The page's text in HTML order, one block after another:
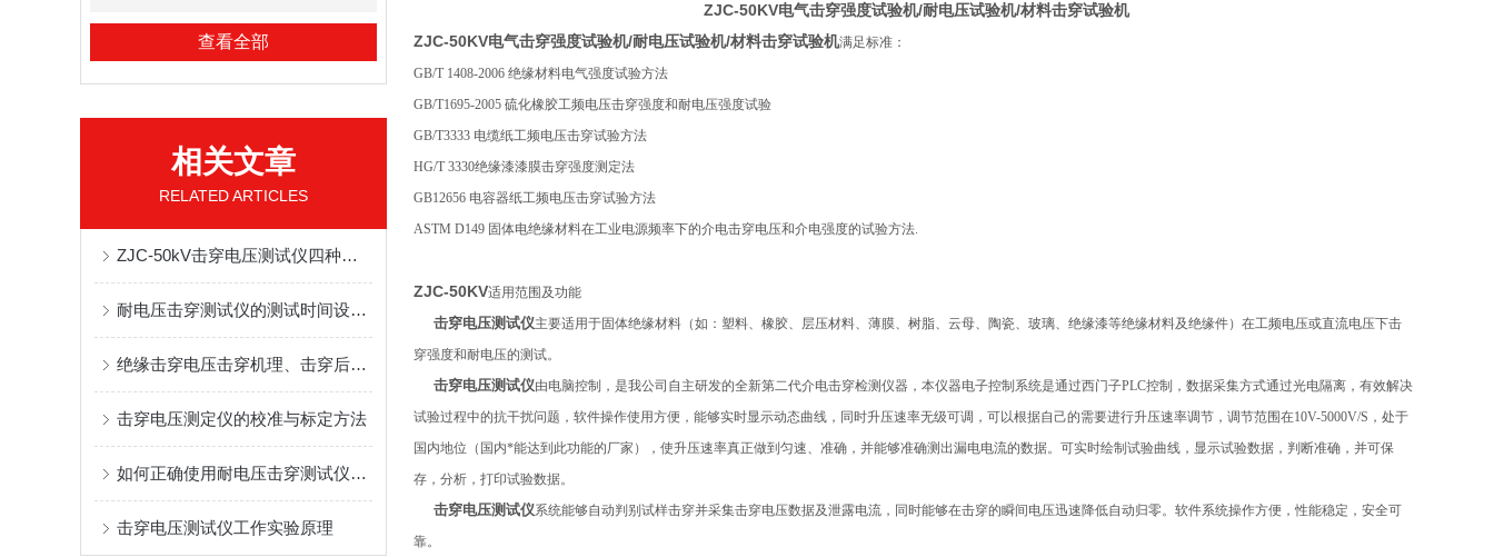
查看全部
相关文章
RELATED ARTICLES
ZJC-50kV击穿电压测试仪四种试验模式详解及国标适配应用指南
耐电压击穿测试仪的测试时间设定与缓升/快升方式
绝缘击穿电压击穿机理、击穿后的电压变化情况？
击穿电压测定仪的校准与标定方法
如何正确使用耐电压击穿测试仪进行测试
击穿电压测试仪工作实验原理
ZJC-50KV电气击穿强度试验机/耐电压试验机/材料击穿试验机
ZJC-50KV电气击穿强度试验机/耐电压试验机/材料击穿试验机满足标准：
GB/T 1408-2006 绝缘材料电气强度试验方法
GB/T1695-2005 硫化橡胶工频电压击穿强度和耐电压强度试验
GB/T3333 电缆纸工频电压击穿试验方法
HG/T 3330绝缘漆漆膜击穿强度测定法
GB12656 电容器纸工频电压击穿试验方法
ASTM D149 固体电绝缘材料在工业电源频率下的介电击穿电压和介电强度的试验方法.
ZJC-50KV适用范围及功能
击穿电压测试仪主要适用于固体绝缘材料（如：塑料、橡胶、层压材料、薄膜、树脂、云母、陶瓷、玻璃、绝缘漆等绝缘材料及绝缘件）在工频电压或直流电压下击
穿强度和耐电压的测试。
击穿电压测试仪由电脑控制，是我公司自主研发的全新第二代介电击穿检测仪器，本仪器电子控制系统是通过西门子PLC控制，数据采集方式通过光电隔离，有效解决
试验过程中的抗干扰问题，软件操作使用方便，能够实时显示动态曲线，同时升压速率无级可调，可以根据自己的需要进行升压速率调节，调节范围在10V-5000V/S，处于
国内地位（国内*能达到此功能的厂家），使升压速率真正做到匀速、准确，并能够准确测出漏电电流的数据。可实时绘制试验曲线，显示试验数据，判断准确，并可保
存，分析，打印试验数据。
击穿电压测试仪系统能够自动判别试样击穿并采集击穿电压数据及泄露电流，同时能够在击穿的瞬间电压迅速降低自动归零。软件系统操作方便，性能稳定，安全可
靠。